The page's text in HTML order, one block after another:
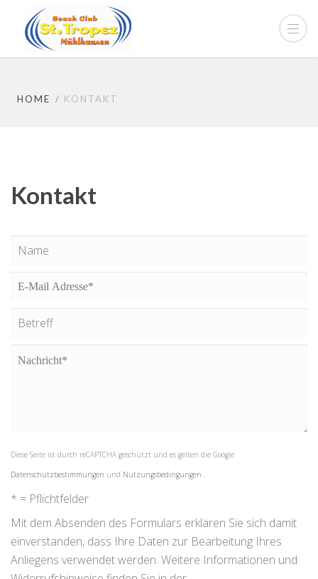
HOME KONTAKT
Kontakt
Diese Seite ist durch reCAPTCHA geschützt und es gelten die Google
Datenschutzbestimmungen und Nutzungsbedingungen .
* = Pflichtfelder
Mit dem Absenden des Formulars erklären Sie sich damit
einverstanden, dass Ihre Daten zur Bearbeitung Ihres
Anliegens verwendet werden. Weitere Informationen und